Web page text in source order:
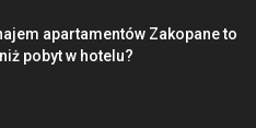
apartamentów Zakopane to
pobyt w hotelu?